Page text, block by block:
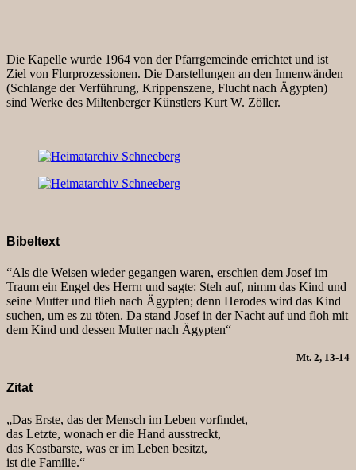
Die Kapelle wurde 1964 von der Pfarrgemeinde errichtet und ist
Ziel von Flurprozessionen. Die Darstellungen an den Innenwänden
(Schlange der Verführung, Krippenszene, Flucht nach Ägypten)
sind Werke des Miltenberger Künstlers Kurt W. Zöller.
Bibeltext
“Als die Weisen wieder gegangen waren, erschien dem Josef im
Traum ein Engel des Herrn und sagte: Steh auf, nimm das Kind und
seine Mutter und flieh nach Ägypten; denn Herodes wird das Kind
suchen, um es zu töten. Da stand Josef in der Nacht auf und floh mit
dem Kind und dessen Mutter nach Ägypten“
Mt. 2, 13-14
Zitat
„Das Erste, das der Mensch im Leben vorfindet,
das Letzte, wonach er die Hand ausstreckt,
das Kostbarste, was er im Leben besitzt,
ist die Familie.“